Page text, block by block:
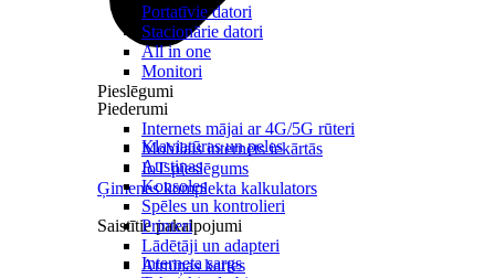
Pieslēgumi
Internets mājai ar 4G/5G rūteri
Mobilais internets iekārtās
IoT pieslēgums
Ģimenes komplekta kalkulators
Saistītie pakalpojumi
Interneta sargs
Portatīvie datori
Stacionārie datori
All in one
Monitori
Piederumi
Klaviatūras un peles
Austiņas
Konsoles
Spēles un kontrolieri
Printeri
Lādētāji un adapteri
Atmiņas kartes